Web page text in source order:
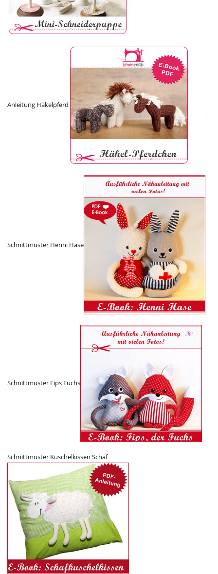
Anleitung Häkelpferd
Schnittmuster Henni Hase
Schnittmuster Fips Fuchs
Schnittmuster Kuschelkissen Schaf